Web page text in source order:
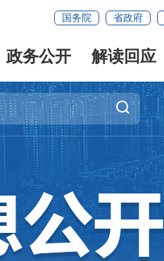
国务院 省政府
政务公开 解读回应